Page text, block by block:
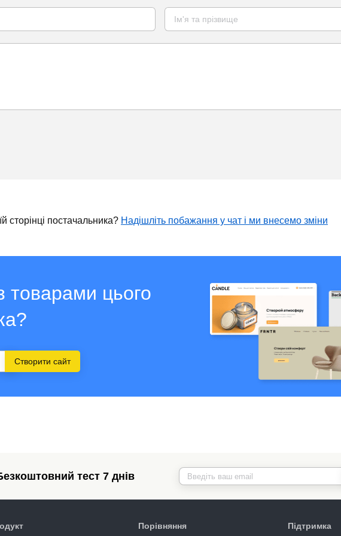
сторінці постачальника? Надішліть побажання у чат і ми внесемо зміни
товарами цього
Створити сайт
тест 7 днів
Порівняння Підтримка